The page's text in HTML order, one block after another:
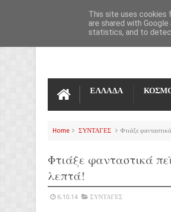
ΕΠΙΚΟΙΝΩΝΊΑ
ΕΛΛΑΔΑ
Home ΣΥΝΤΑΓΕΣ Φτιάξε
Φτιάξε φανταστικά
λεπτά!
6.10.14 ΣΥΝΤΑΓΕΣ
This site uses cookies
are shared with
statistics, and to